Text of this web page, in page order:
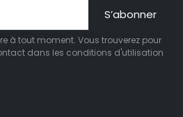
S’abonner
à tout moment. Vous trouverez pour
dans les conditions d'utilisation